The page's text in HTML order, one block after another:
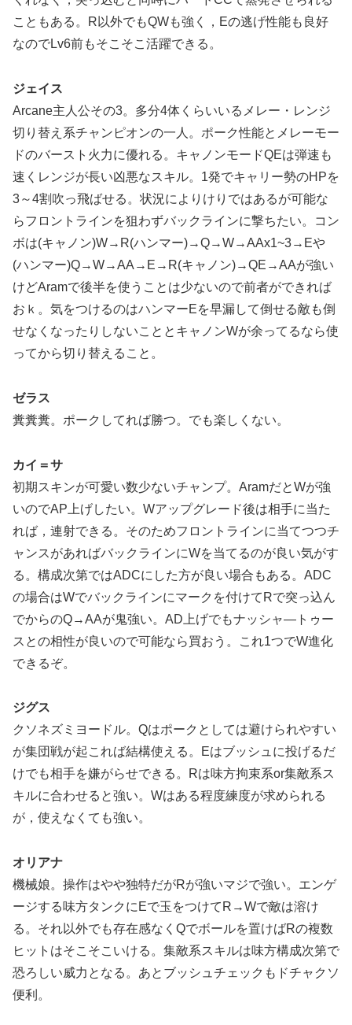
こともある。R以外でもQWも強く，Eの逃げ性能も良好
なのでLv6前もそこそこ活躍できる。
ジェイス
Arcane主人公その3。多分4体くらいいるメレー・レンジ
切り替え系チャンピオンの一人。ポーク性能とメレーモー
ドのバースト火力に優れる。キャノンモードQEは弾速も
速くレンジが長い凶悪なスキル。1発でキャリー勢のHPを
3～4割吹っ飛ばせる。状況によりけりではあるが可能な
らフロントラインを狙わずバックラインに撃ちたい。コン
ボは(キャノン)W→R(ハンマー)→Q→W→AAx1~3→Eや
(ハンマー)Q→W→AA→E→R(キャノン)→QE→AAが強い
けどAramで後半を使うことは少ないので前者ができれば
おｋ。気をつけるのはハンマーEを早漏して倒せる敵も倒
せなくなったりしないこととキャノンWが余ってるなら使
ってから切り替えること。
ゼラス
糞糞糞。ポークしてれば勝つ。でも楽しくない。
カイ＝サ
初期スキンが可愛い数少ないチャンプ。AramだとWが強
いのでAP上げしたい。Wアップグレード後は相手に当た
れば，連射できる。そのためフロントラインに当てつつチ
ャンスがあればバックラインにWを当てるのが良い気がす
る。構成次第ではADCにした方が良い場合もある。ADC
の場合はWでバックラインにマークを付けてRで突っ込ん
でからのQ→AAが鬼強い。AD上げでもナッシャ―トゥー
スとの相性が良いので可能なら買おう。これ1つでW進化
できるぞ。
ジグス
クソネズミヨードル。Qはポークとしては避けられやすい
が集団戦が起これば結構使える。Eはブッシュに投げるだ
けでも相手を嫌がらせできる。Rは味方拘束系or集敵系ス
キルに合わせると強い。Wはある程度練度が求められる
が，使えなくても強い。
オリアナ
機械娘。操作はやや独特だがRが強いマジで強い。エンゲ
ージする味方タンクにEで玉をつけてR→Wで敵は溶け
る。それ以外でも存在感なくQでボールを置けばRの複数
ヒットはそこそこいける。集敵系スキルは味方構成次第で
恐ろしい威力となる。あとブッシュチェックもドチャクソ
便利。